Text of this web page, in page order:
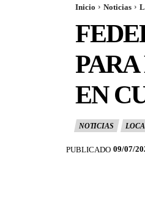
Inicio Noticias
EN
NOTICIAS
PUBLICADO 09/07/